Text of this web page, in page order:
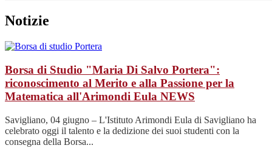
Notizie
Borsa di Studio "Maria Di Salvo Portera":
riconoscimento al Merito e alla Passione per la
Matematica all'Arimondi Eula NEWS
Savigliano, 04 giugno – L'Istituto Arimondi Eula di Savigliano ha
celebrato oggi il talento e la dedizione dei suoi studenti con la
consegna della Borsa...